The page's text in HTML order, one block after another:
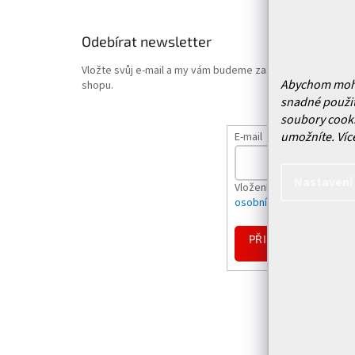
Abychom
snadné
soubory
umožníte.
Odebírat newsletter
Vložte svůj e-mail a my vám budeme zasílat informace o
shopu.
E-mail
Vložením e-mailu
osobních údajů
PŘIHLÁSIT